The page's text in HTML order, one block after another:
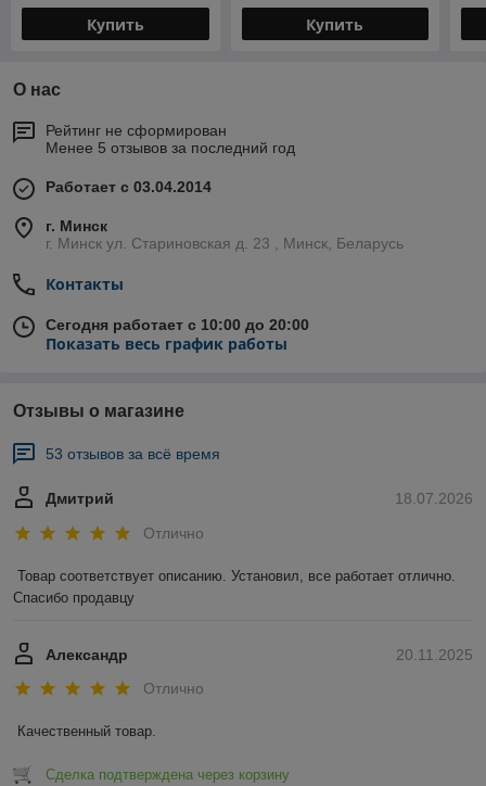
Купить Купить
О нас
Рейтинг не сформирован
Менее 5 отзывов за последний год
Работает с 03.04.2014
г. Минск
г. Минск ул. Стариновская д. 23 , Минск, Беларусь
Контакты
Сегодня работает с 10:00 до 20:00
Показать весь график работы
Отзывы о магазине
53 отзывов за всё время
18.07.2026
Дмитрий
Отлично
Товар соответствует описанию. Установил, все работает отлично.
Спасибо продавцу
20.11.2025
Александр
Отлично
Качественный товар.
Сделка подтверждена через корзину